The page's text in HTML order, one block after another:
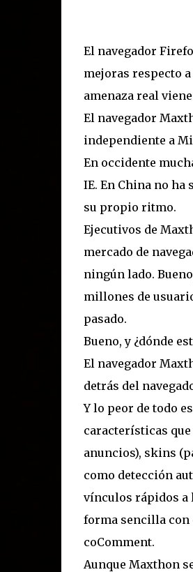
El navegador
mejoras respecto
amenaza real
El navegador
independiente a
En occidente
IE. En China no ha
su propio ritmo.
Ejecutivos de
mercado de
ningún lado.
millones de
pasado.
Bueno, y ¿dónde
El navegador
detrás del
Y lo peor de todo
características
anuncios), skins
como detección
vínculos rápidos a
forma sencilla con
coComment.
Aunque Maxthon